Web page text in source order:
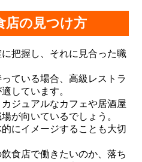
店の見つけ方
把握し、それに見合った職
ている場合、高級レストラ
しています。
ジュアルなカフェや居酒屋
が向いているでしょう。
にイメージすることも大切
食店で働きたいのか、落ち